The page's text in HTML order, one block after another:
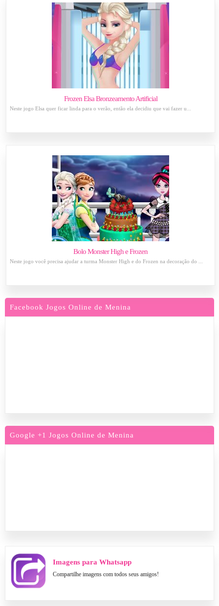
Frozen Elsa Bronzeamento Artificial
Neste jogo Elsa quer ficar linda para o verão, então ela decidiu que vai fazer u...
Bolo Monster High e Frozen
Neste jogo você precisa ajudar a turma Monster High e do Frozen na decoração do ...
Facebook Jogos Online de Menina
Google +1 Jogos Online de Menina
Imagens para Whatsapp
Compartilhe imagens com todos seus amigos!